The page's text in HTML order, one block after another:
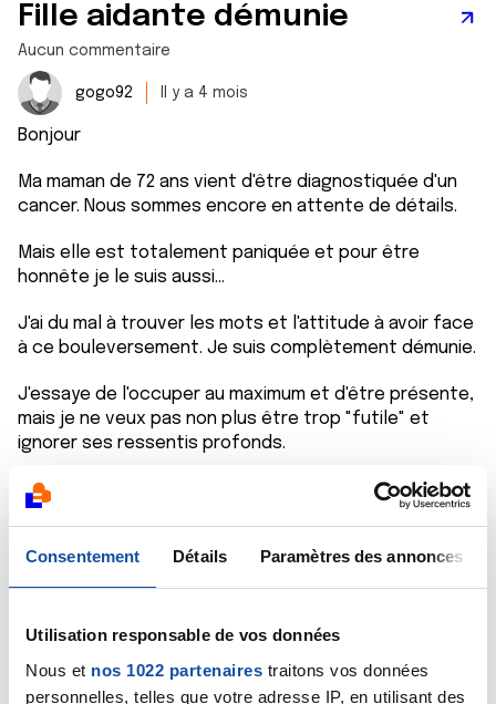
Consentement Détails Paramètres des annonces
Utilisation responsable de vos données
Nous et nos 1022 partenaires traitons vos données
personnelles, telles que votre adresse IP, en utilisant des
Fille aidante démunie
Aucun commentaire
gogo92 Il y a 4 mois
Bonjour
Ma maman de 72 ans vient d'être diagnostiquée d'un
cancer. Nous sommes encore en attente de détails.
Mais elle est totalement paniquée et pour être
honnête je le suis aussi...
J'ai du mal à trouver les mots et l'attitude à avoir face
à ce bouleversement. Je suis complètement démunie.
J'essaye de l'occuper au maximum et d'être présente,
mais je ne veux pas non plus être trop "futile" et
ignorer ses ressentis profonds.
Proche aidant
1 commentaire
Bonjour, mon mari a un cancer du rectum qui a été mal
diagnostiqué.